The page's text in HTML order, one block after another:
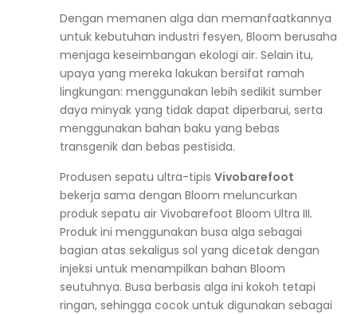
Dengan memanen alga dan memanfaatkannya
untuk kebutuhan industri fesyen, Bloom berusaha
menjaga keseimbangan ekologi air. Selain itu,
upaya yang mereka lakukan bersifat ramah
lingkungan: menggunakan lebih sedikit sumber
daya minyak yang tidak dapat diperbarui, serta
menggunakan bahan baku yang bebas
transgenik dan bebas pestisida.
Produsen sepatu ultra-tipis Vivobarefoot
bekerja sama dengan Bloom meluncurkan
produk sepatu air Vivobarefoot Bloom Ultra III.
Produk ini menggunakan busa alga sebagai
bagian atas sekaligus sol yang dicetak dengan
injeksi untuk menampilkan bahan Bloom
seutuhnya. Busa berbasis alga ini kokoh tetapi
ringan, sehingga cocok untuk digunakan sebagai